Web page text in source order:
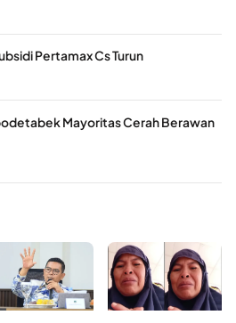
Pertamax Cs Turun
Mayoritas Cerah Berawan